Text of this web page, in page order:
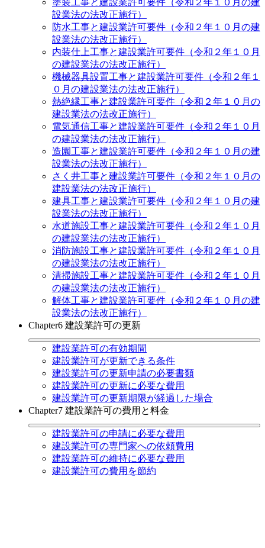
塗装工事と建設業許可要件（令和２年１０月の建
設業法の法改正施行）
防水工事と建設業許可要件（令和２年１０月の建
設業法の法改正施行）
内装仕上工事と建設業許可要件（令和２年１０月
の建設業法の法改正施行）
機械器具設置工事と建設業許可要件（令和２年１
０月の建設業法の法改正施行）
熱絶縁工事と建設業許可要件（令和２年１０月の
建設業法の法改正施行）
電気通信工事と建設業許可要件（令和２年１０月
の建設業法の法改正施行）
造園工事と建設業許可要件（令和２年１０月の建
設業法の法改正施行）
さく井工事と建設業許可要件（令和２年１０月の
建設業法の法改正施行）
建具工事と建設業許可要件（令和２年１０月の建
設業法の法改正施行）
水道施設工事と建設業許可要件（令和２年１０月
の建設業法の法改正施行）
消防施設工事と建設業許可要件（令和２年１０月
の建設業法の法改正施行）
清掃施設工事と建設業許可要件（令和２年１０月
の建設業法の法改正施行）
解体工事と建設業許可要件（令和２年１０月の建
設業法の法改正施行）
Chapter6 建設業許可の更新
建設業許可の有効期間
建設業許可が更新できる条件
建設業許可の更新申請の必要書類
建設業許可の更新に必要な費用
建設業許可の更新期限が経過した場合
Chapter7 建設業許可の費用と料金
建設業許可の申請に必要な費用
建設業許可の専門家への依頼費用
建設業許可の維持に必要な費用
建設業許可の費用を節約